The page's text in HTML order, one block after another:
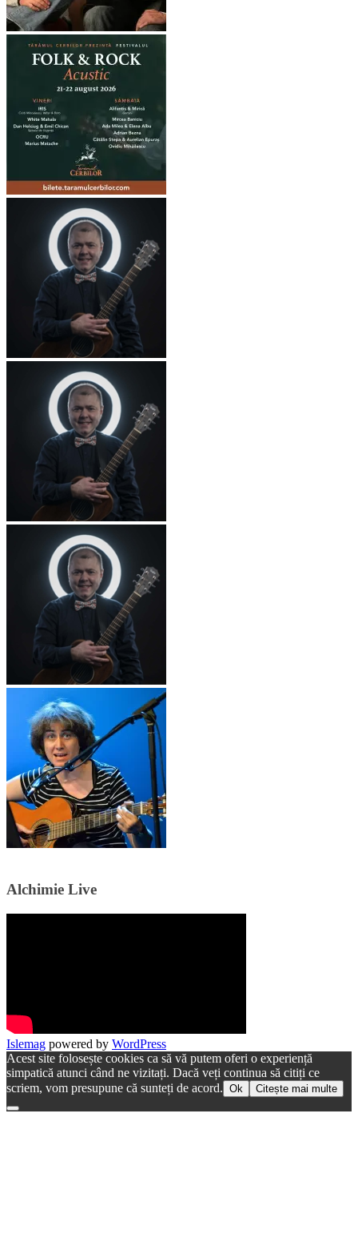
Alchimie Live
Islemag powered by WordPress
Acest site folosește cookies ca să vă putem oferi o experiență
simpatică atunci când ne vizitați. Dacă veți continua să citiți ce
scriem, vom presupune că sunteți de acord. Ok Citește mai multe